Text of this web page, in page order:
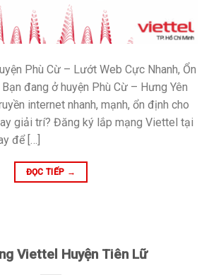
Phù Cừ – Lướt Web Cực Nhanh, Ổn
đang ở huyện Phù Cừ – Hưng Yên
internet nhanh, mạnh, ổn định cho
giải trí? Đăng ký lắp mạng Viettel tại
để […]
ĐỌC TIẾP →
Viettel Huyện Tiên Lữ